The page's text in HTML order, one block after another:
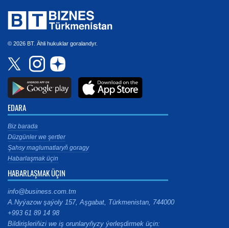
© 2026 BT. Ähli hukuklar goralandyr.
EDARA
Biz barada
Düzgünler we şertler
Şahsy maglumatlaryň goragy
Habarlaşmak üçin
HABARLAŞMAK ÜÇIN
info@business.com.tm
A.Nyýazow şaýoly 157, Aşgabat, Türkmenistan, 744000
+993 61 89 14 98
Bildirişleriňizi we iş orunlaryňyzy ýerleşdirmek üçin: